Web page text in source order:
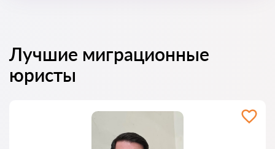
Лучшие миграционные
юристы